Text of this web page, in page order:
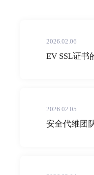
2026.02.06
EV SSL证书
2026.02.05
安全代维团